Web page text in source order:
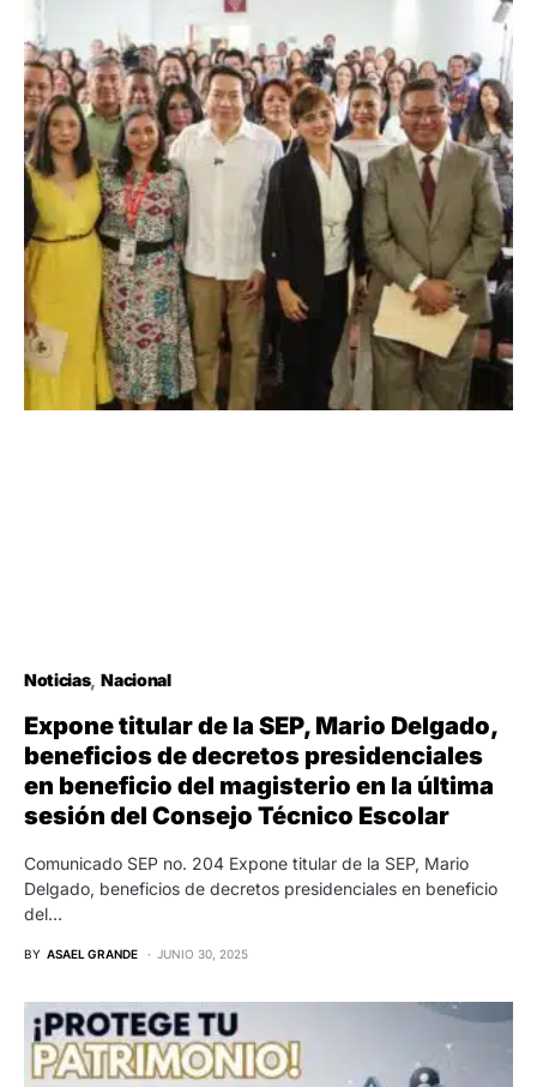
Noticias Nacional
Expone titular de la SEP, Mario Delgado,
beneficios de decretos presidenciales
en beneficio del magisterio en la última
sesión del Consejo Técnico Escolar
Comunicado SEP no. 204 Expone titular de la SEP, Mario
Delgado, beneficios de decretos presidenciales en beneficio
del…
BY ASAEL GRANDE JUNIO 30, 2025